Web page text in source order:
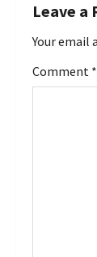
n
a
v
Leave a
Your email
Comment *